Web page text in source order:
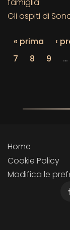
Gli ospiti di
« prima ‹
7
8 9 …
Home
Cookie Policy
Modifica le